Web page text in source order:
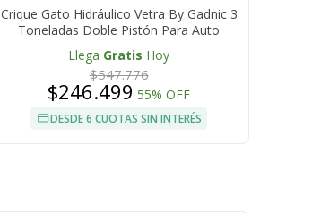
Crique Gato Hidráulico Vetra By Gadnic 3
Toneladas Doble Pistón Para Auto
Llega Gratis Hoy
$547.776
$246.499 55% OFF
DESDE 6 CUOTAS SIN INTERÉS